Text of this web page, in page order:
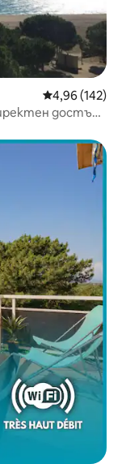
Средна
4,96 (142)
достъп